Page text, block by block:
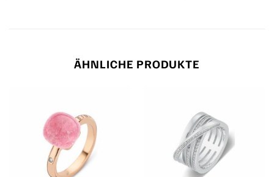
ÄHNLICHE PRODUKTE